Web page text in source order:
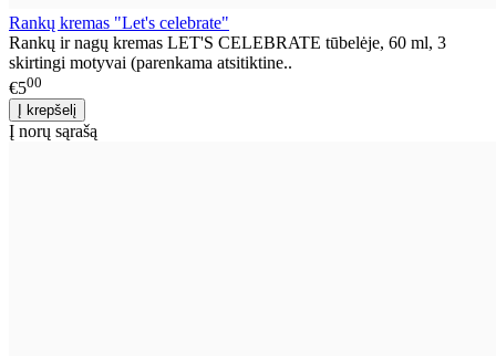
Rankų kremas "Let's celebrate"
Rankų ir nagų kremas LET'S CELEBRATE tūbelėje, 60 ml, 3
skirtingi motyvai (parenkama atsitiktine..
€500
Į norų sąrašą